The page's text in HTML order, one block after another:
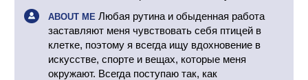
ABOUT ME Любая рутина и обыденная работа
заставляют меня чувствовать себя птицей в
клетке, поэтому я всегда ищу вдохновение в
искусстве, спорте и вещах, которые меня
окружают. Всегда поступаю так, как